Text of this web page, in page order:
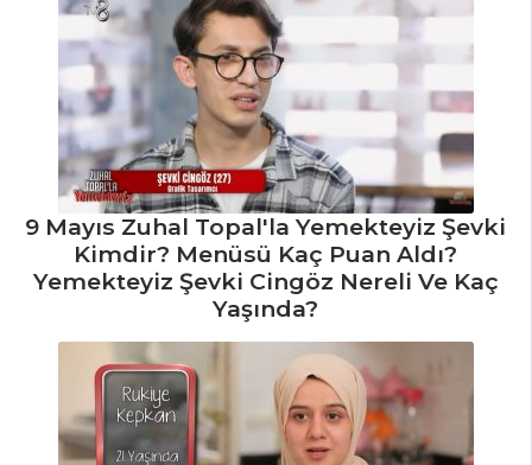
9 Mayıs Zuhal Topal'la Yemekteyiz Şevki
Kimdir? Menüsü Kaç Puan Aldı?
Yemekteyiz Şevki Cingöz Nereli Ve Kaç
Yaşında?